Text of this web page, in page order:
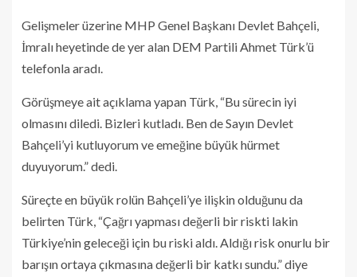
Gelişmeler üzerine MHP Genel Başkanı Devlet Bahçeli,
İmralı heyetinde de yer alan DEM Partili Ahmet Türk’ü
telefonla aradı.
Görüşmeye ait açıklama yapan Türk, “Bu sürecin iyi
olmasını diledi. Bizleri kutladı. Ben de Sayın Devlet
Bahçeli’yi kutluyorum ve emeğine büyük hürmet
duyuyorum.” dedi.
Süreçte en büyük rolün Bahçeli’ye ilişkin olduğunu da
belirten Türk, “Çağrı yapması değerli bir riskti lakin
Türkiye’nin geleceği için bu riski aldı. Aldığı risk onurlu bir
barışın ortaya çıkmasına değerli bir katkı sundu.” diye